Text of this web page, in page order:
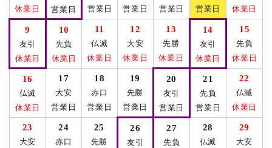
休業日
営業日
営業日
営業日
営業日
営業日
休業日
9
友引
休業日
10
先負
休業日
11
仏滅
休業日
12
大安
休業日
13
先勝
休業日
14
友引
休業日
15
先負
休業日
16
仏滅
休業日
17
大安
営業日
18
赤口
営業日
19
先勝
営業日
20
友引
営業日
21
先負
営業日
22
仏滅
休業日
23
大安
24
赤口
25
先勝
26
友引
27
先負
28
仏滅
29
大安